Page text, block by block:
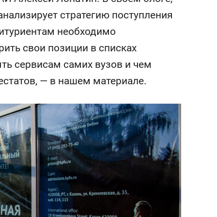
стратегию поступления
необходимо
свои позиции в списках
сервисам самих вузов и чем
— в нашем материале.
для меня это